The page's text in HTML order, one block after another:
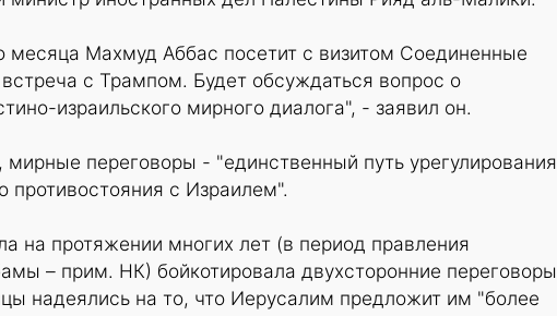
месяца Махмуд Аббас посетит с визитом Соединенные
с Трампом. Будет обсуждаться вопрос о
израильского мирного диалога", - заявил он.
переговоры - "единственный путь урегулирования
противостояния с Израилем".
на протяжении многих лет (в период правления
– прим. НК) бойкотировала двухсторонние переговоры
надеялись на то, что Иерусалим предложит им "более